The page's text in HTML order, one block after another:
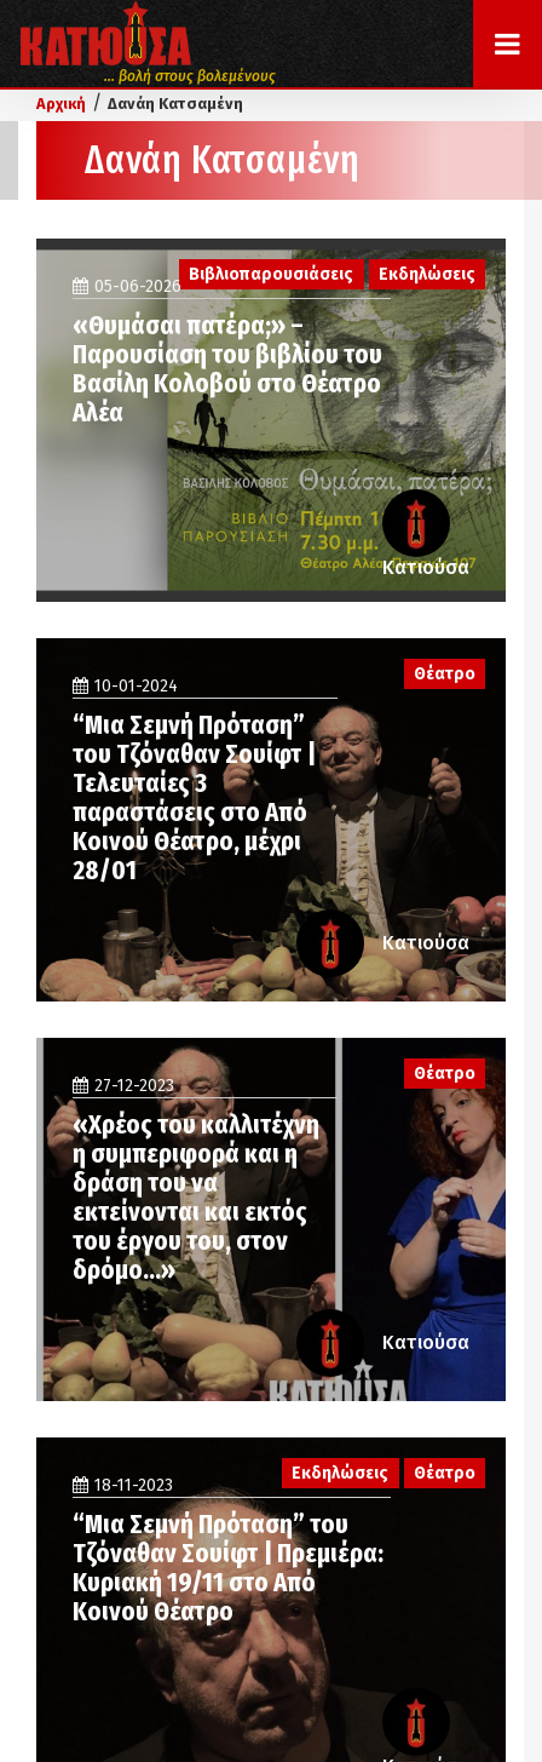
... βολή στους βολεμένους
Αρχική / Δανάη Κατσαμένη
Δανάη Κατσαμένη
Βιβλιοπαρουσιάσεις Εκδηλώσεις
05-06-2026
«Θυμάσαι πατέρα;» –
Παρουσίαση του βιβλίου του
Βασίλη Κολοβού στο Θέατρο
Αλέα
Κατιούσα
10-01-2024
“Μια Σεμνή Πρόταση”
του Τζόναθαν Σουίφτ |
Τελευταίες 3
παραστάσεις στο Από
Κοινού Θέατρο, μέχρι
28/01
Θέατρο
Κατιούσα
27-12-2023
«Χρέος του καλλιτέχνη
η συμπεριφορά και η
δράση του να
εκτείνονται και εκτός
του έργου του, στον
δρόμο…»
Θέατρο
Κατιούσα
Εκδηλώσεις Θέατρο
18-11-2023
“Μια Σεμνή Πρόταση” του
Τζόναθαν Σουίφτ | Πρεμιέρα:
Κυριακή 19/11 στο Από
Κοινού Θέατρο